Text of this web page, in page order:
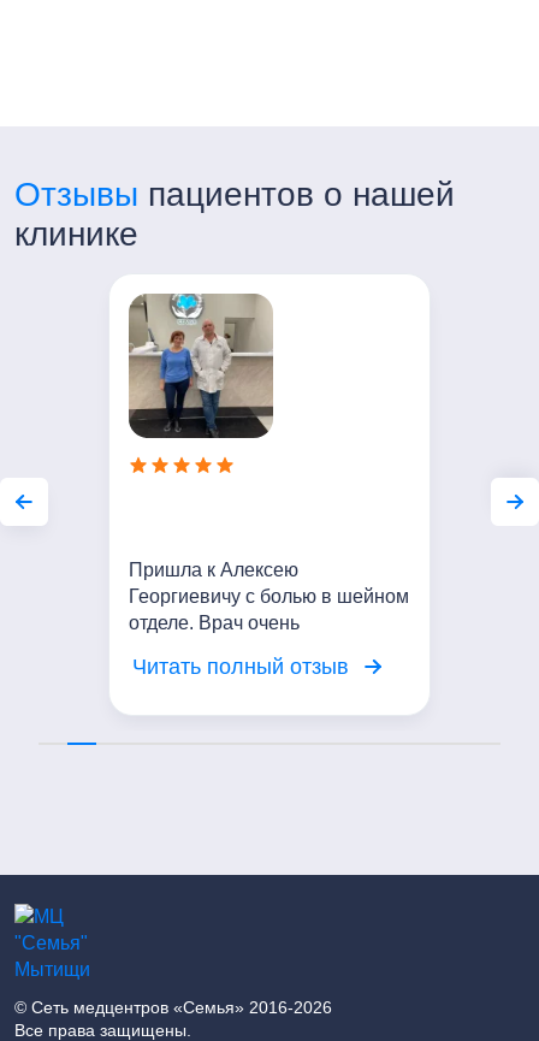
Отзывы пациентов о нашей
клинике
Пришла к Алексею
Георгиевичу с болью в шейном
отделе. Врач очень
жалобы, провел осмотр.
Читать полный отзыв
© Сеть медцентров «Семья» 2016-2026
Все права защищены.